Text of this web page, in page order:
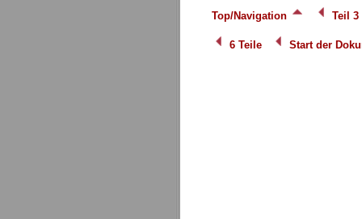
Top/Navigation Teil
6 Teile Start der